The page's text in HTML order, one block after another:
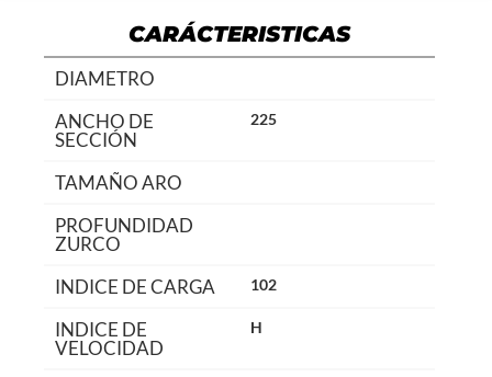
CARÁCTERISTICAS
DIAMETRO
ANCHO DE
SECCIÓN
225
TAMAÑO ARO
PROFUNDIDAD
ZURCO
INDICE DE CARGA
102
INDICE DE
VELOCIDAD
H